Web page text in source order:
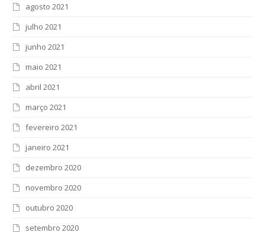
agosto 2021
julho 2021
junho 2021
maio 2021
abril 2021
março 2021
fevereiro 2021
janeiro 2021
dezembro 2020
novembro 2020
outubro 2020
setembro 2020